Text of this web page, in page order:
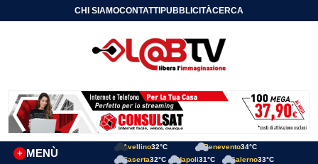
CHI SIAMOCONTATTIPUBBLICITÀCERCA
MENÙ
+
Avellino32°C Benevento34°C
Caserta32°C Napoli31°C Salerno33°C